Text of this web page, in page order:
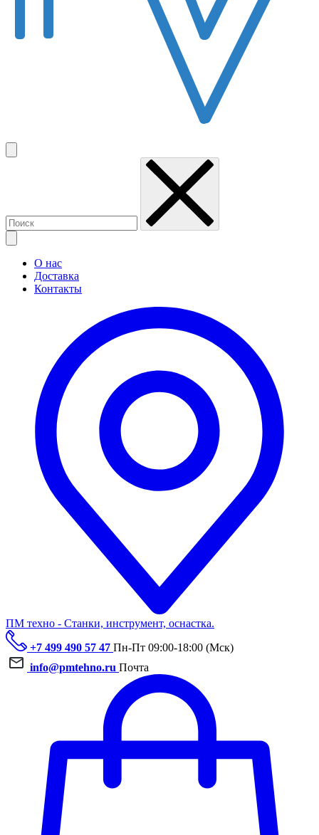
О нас
Доставка
Контакты
ПМ техно - Станки, инструмент, оснастка.
+7 499 490 57 47 Пн-Пт 09:00-18:00 (Мск)
info@pmtehno.ru Почта